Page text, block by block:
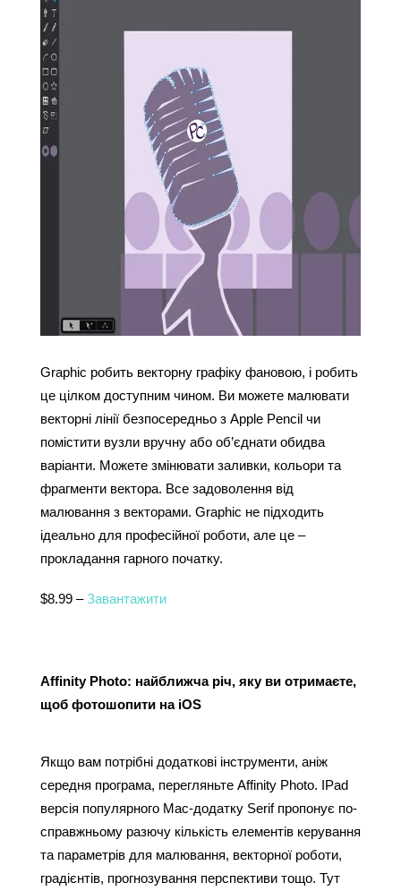
Graphic робить векторну графіку фановою, і робить
це цілком доступним чином. Ви можете малювати
векторні лінії безпосередньо з Apple Pencil чи
помістити вузли вручну або об’єднати обидва
варіанти. Можете змінювати заливки, кольори та
фрагменти вектора. Все задоволення від
малювання з векторами. Graphic не підходить
ідеально для професійної роботи, але це –
прокладання гарного початку.
$8.99 – Завантажити
Affinity Photo: найближча річ, яку ви отримаєте,
щоб фотошопити на iOS
Якщо вам потрібні додаткові інструменти, аніж
середня програма, перегляньте Affinity Photo. IPad
версія популярного Mac-додатку Serif пропонує по-
справжньому разючу кількість елементів керування
та параметрів для малювання, векторної роботи,
градієнтів, прогнозування перспективи тощо. Тут